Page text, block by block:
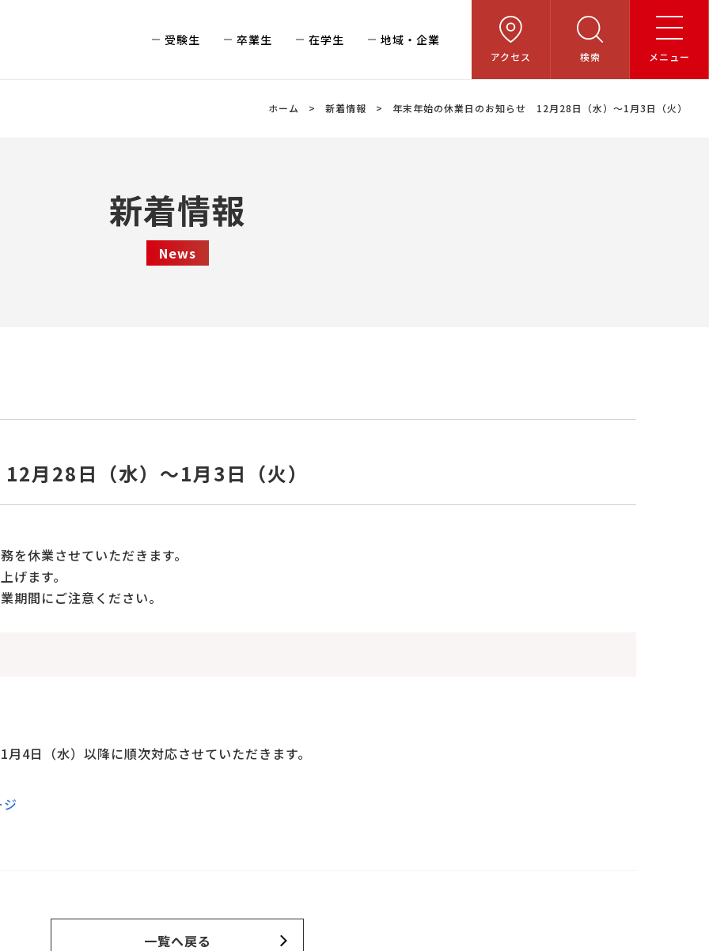
受験生 卒業生 在学生 地域・企業
アクセス 検索 メニュー
ホーム 新着情報 年末年始の休業日のお知らせ 12月28日（水）～1月3日（火）
News
新着情報
月28日（水）～1月3日（火）
を休業させていただきます。
げます。
間にご注意ください。
4日（水）以降に順次対応させていただきます。
一覧へ戻る